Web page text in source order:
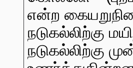
என்ற
நடுகல்லிற்கு
நடுகல்லிற்கு